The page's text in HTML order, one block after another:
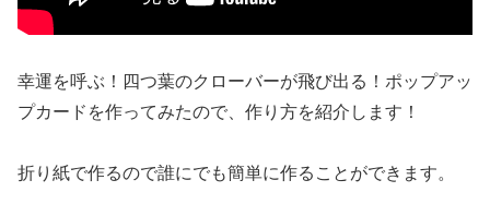
幸運を呼ぶ！四つ葉のクローバーが飛び出る！ポップアッ
プカードを作ってみたので、作り方を紹介します！
折り紙で作るので誰にでも簡単に作ることができます。